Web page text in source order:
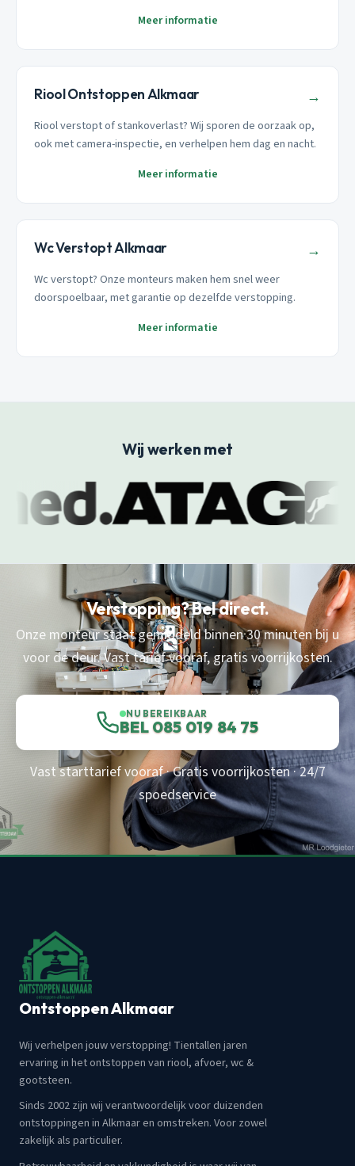
Meer informatie
Riool Ontstoppen Alkmaar →
Riool verstopt of stankoverlast? Wij sporen de oorzaak op,
ook met camera-inspectie, en verhelpen hem dag en nacht.
Meer informatie
Wc Verstopt Alkmaar →
Wc verstopt? Onze monteurs maken hem snel weer
doorspoelbaar, met garantie op dezelfde verstopping.
Meer informatie
Wij werken met
Verstopping? Bel direct.
Onze monteur staat gemiddeld binnen 30 minuten bij u
voor de deur. Vast tarief vooraf, gratis voorrijkosten.
NU BEREIKBAAR
BEL 085 019 84 75
Vast starttarief vooraf · Gratis voorrijkosten · 24/7
spoedservice
Ontstoppen Alkmaar
Wij verhelpen jouw verstopping! Tientallen jaren
ervaring in het ontstoppen van riool, afvoer, wc &
gootsteen.
Sinds 2002 zijn wij verantwoordelijk voor duizenden
ontstoppingen in Alkmaar en omstreken. Voor zowel
zakelijk als particulier.